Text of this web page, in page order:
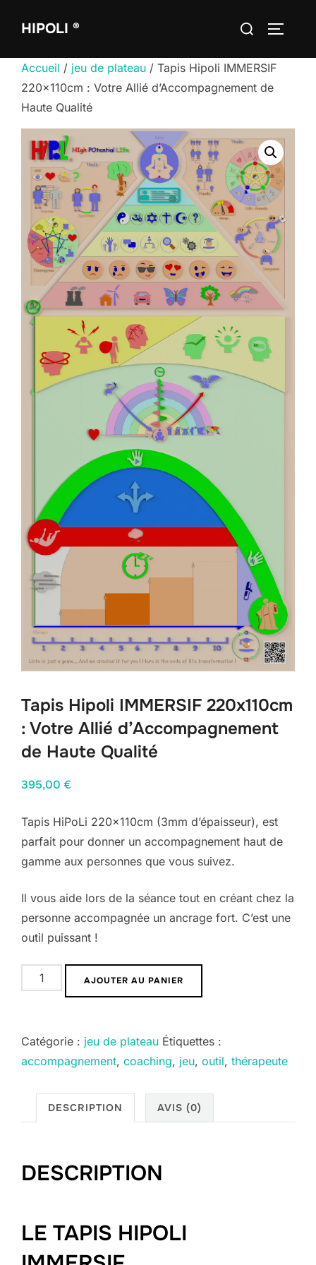
HIPOLI ® Rechercher :
Accueil / jeu de plateau / Tapis Hipoli IMMERSIF
220x110cm : Votre Allié d’Accompagnement de
Haute Qualité
Tapis Hipoli IMMERSIF 220x110cm
: Votre Allié d’Accompagnement
de Haute Qualité
395,00 €
Tapis HiPoLi 220x110cm (3mm d’épaisseur), est
parfait pour donner un accompagnement haut de
gamme aux personnes que vous suivez.
Il vous aide lors de la séance tout en créant chez la
personne accompagnée un ancrage fort. C’est une
outil puissant !
quantité
de
IMMERSIF
220x110cm
de
AJOUTER AU PANIER
Catégorie : jeu de plateau Étiquettes :
accompagnement, coaching, jeu, outil, thérapeute
DESCRIPTION AVIS (0)
DESCRIPTION
LE TAPIS HIPOLI